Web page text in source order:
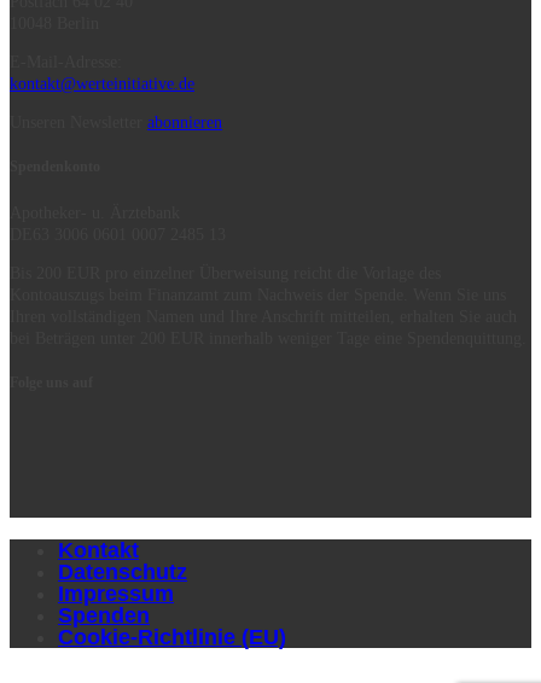
kontakt@werteinitiative.de
abonnieren
Kontakt
Datenschutz
Impressum
Spenden
Cookie-Richtlinie (EU)